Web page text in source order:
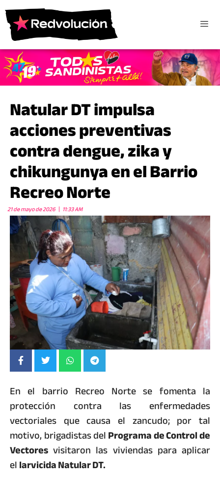
Natular DT impulsa
acciones preventivas
contra dengue, zika y
chikungunya en el Barrio
Recreo Norte
21 de mayo de 2026 11:33 AM
En el barrio Recreo Norte se fomenta la
protección contra las enfermedades
vectoriales que causa el zancudo; por tal
motivo, brigadistas delPrograma de Control de
Vectores visitaron las viviendas para aplicar
ellarvicida Natular DT.